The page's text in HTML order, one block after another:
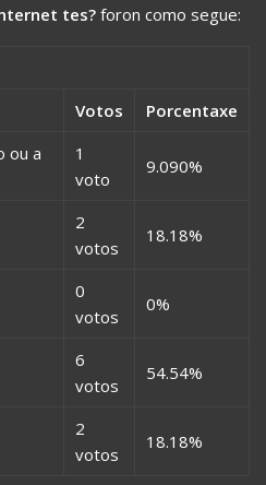
tes? foron como segue:
Votos
Porcentaxe
ou a
1
voto
9.090%
2
votos
18.18%
0
votos
0%
6
votos
54.54%
2
votos
18.18%